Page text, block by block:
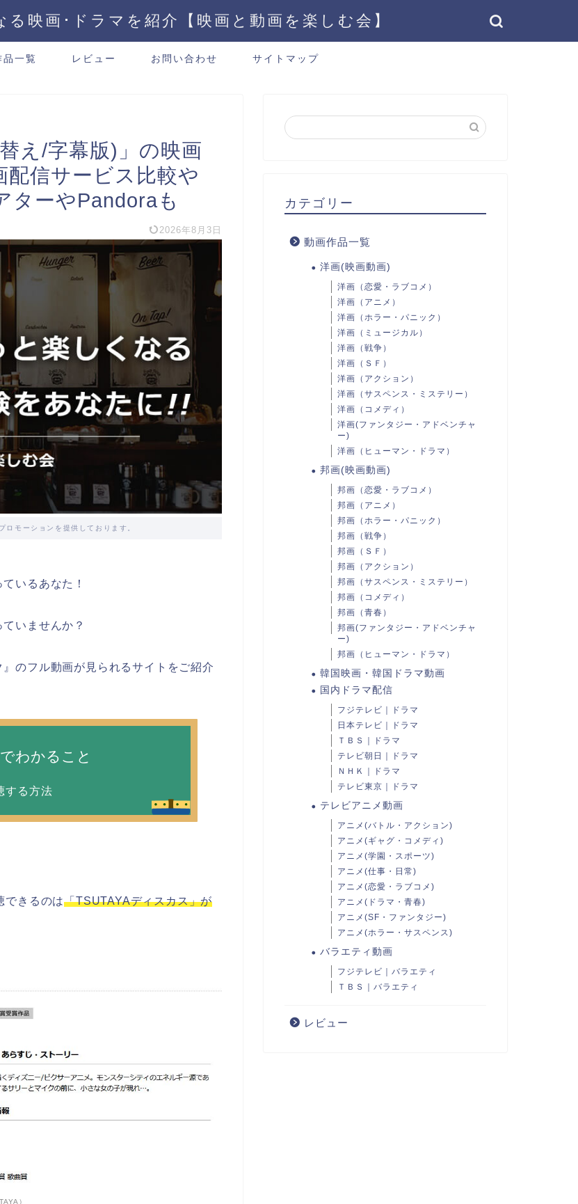
映画･ドラマを紹介【映画と動画を楽しむ会】
品一覧 レビュー お問い合わせ サイトマップ
え/字幕版)」の映画
配信サービス比較や
ターやPandoraも
2026年8月3日
モーションを提供しております。
いるあなた！
いませんか？
のフル動画が見られるサイトをご紹介
わかること
する方法
できるのは「TSUTAYAディスカス」が
）
カテゴリー
動画作品一覧
洋画(映画動画)
洋画（恋愛・ラブコメ）
洋画（アニメ）
洋画（ホラー・パニック）
洋画（ミュージカル）
洋画（戦争）
洋画（ＳＦ）
洋画（アクション）
洋画（サスペンス・ミステリー）
洋画（コメディ）
洋画(ファンタジー・アドベンチャ
ー)
洋画（ヒューマン・ドラマ）
邦画(映画動画)
邦画（恋愛・ラブコメ）
邦画（アニメ）
邦画（ホラー・パニック）
邦画（戦争）
邦画（ＳＦ）
邦画（アクション）
邦画（サスペンス・ミステリー）
邦画（コメディ）
邦画（青春）
邦画(ファンタジー・アドベンチャ
ー)
邦画（ヒューマン・ドラマ）
韓国映画・韓国ドラマ動画
国内ドラマ配信
フジテレビ｜ドラマ
日本テレビ｜ドラマ
ＴＢＳ｜ドラマ
テレビ朝日｜ドラマ
ＮＨＫ｜ドラマ
テレビ東京｜ドラマ
テレビアニメ動画
アニメ(バトル・アクション)
アニメ(ギャグ・コメディ)
アニメ(学園・スポーツ)
アニメ(仕事・日常)
アニメ(恋愛・ラブコメ)
アニメ(ドラマ・青春)
アニメ(SF・ファンタジー)
アニメ(ホラー・サスペンス)
バラエティ動画
フジテレビ｜バラエティ
ＴＢＳ｜バラエティ
レビュー